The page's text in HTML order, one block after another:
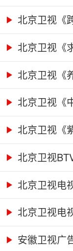
北京卫视《
商...北京卫视《
北京卫视《
北京卫视《
北京卫视《
北京卫视
北京卫视电
北京卫视电
安徽卫视广